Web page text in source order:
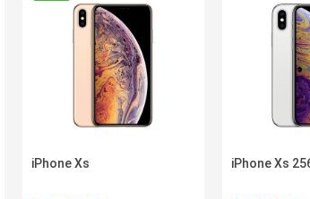
iPhone Xs iPhone Xs